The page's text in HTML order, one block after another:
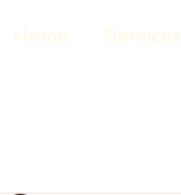
Home Services